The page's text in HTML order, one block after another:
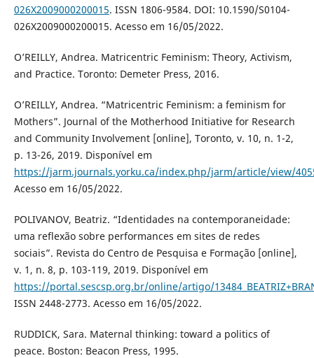
026X2009000200015. ISSN 1806-9584. DOI: 10.1590/S0104-
026X2009000200015. Acesso em 16/05/2022.
O’REILLY, Andrea. Matricentric Feminism: Theory, Activism,
and Practice. Toronto: Demeter Press, 2016.
O’REILLY, Andrea. “Matricentric Feminism: a feminism for
Mothers”. Journal of the Motherhood Initiative for Research
and Community Involvement [online], Toronto, v. 10, n. 1-2,
p. 13-26, 2019. Disponível em
https://jarm.journals.yorku.ca/index.php/jarm/article/view/
Acesso em 16/05/2022.
POLIVANOV, Beatriz. “Identidades na contemporaneidade:
uma reflexão sobre performances em sites de redes
sociais”. Revista do Centro de Pesquisa e Formação [online],
v. 1, n. 8, p. 103-119, 2019. Disponível em
https://portal.sescsp.org.br/online/artigo/
ISSN 2448-2773. Acesso em 16/05/2022.
RUDDICK, Sara. Maternal thinking: toward a politics of
peace. Boston: Beacon Press, 1995.